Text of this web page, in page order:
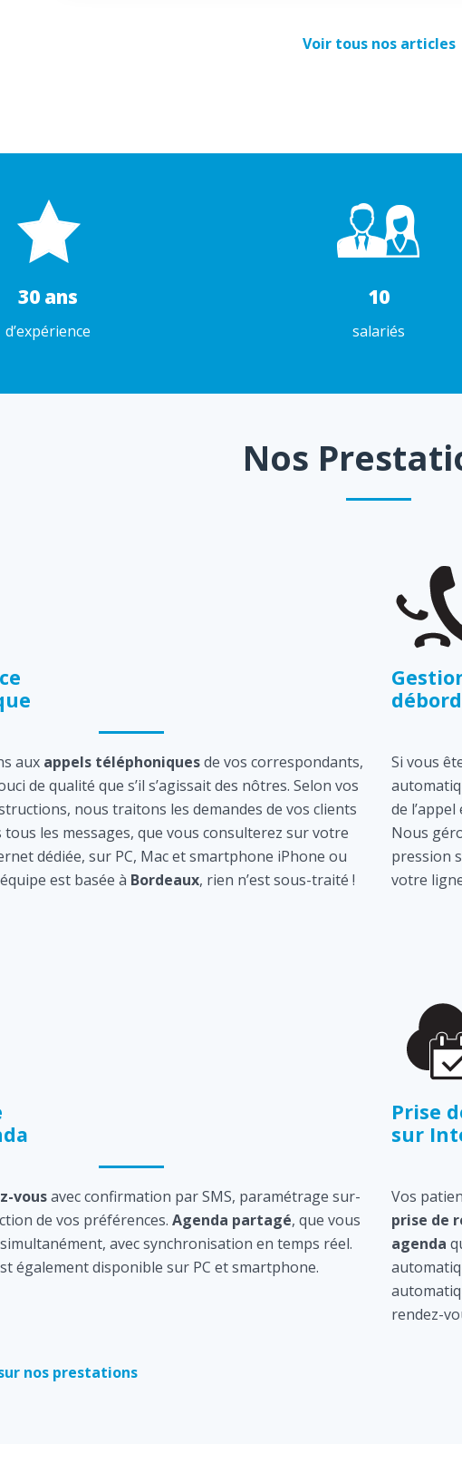
Voir tous nos articles
30 ans
d’expérience
10
salariés
Nos
aux appels téléphoniquesde vos correspondants,
de qualité que s’il s’agissait des nôtres. Selon vos
nous traitons les demandes de vos clients
les messages, que vous consulterez sur votre
dédiée, sur PC, Mac et smartphone iPhone ou
est basée à Bordeaux, rien n’est sous-traité !
Si vous
de
Nous
pression
votre
vousavec confirmation par SMS, paramétrage sur-
de vos préférences. Agenda partagé, que vous
avec synchronisation en temps réel.
également disponible sur PC et smartphone.
Prise
sur
Vos
prise de
agenda
rendez-
nos prestations